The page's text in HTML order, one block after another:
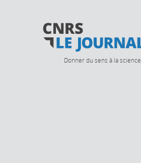
Donner du sens à la science